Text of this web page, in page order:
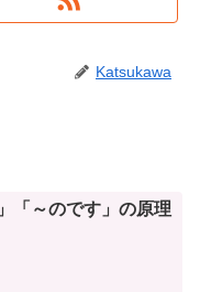
Katsukawa
「～のです」の原理